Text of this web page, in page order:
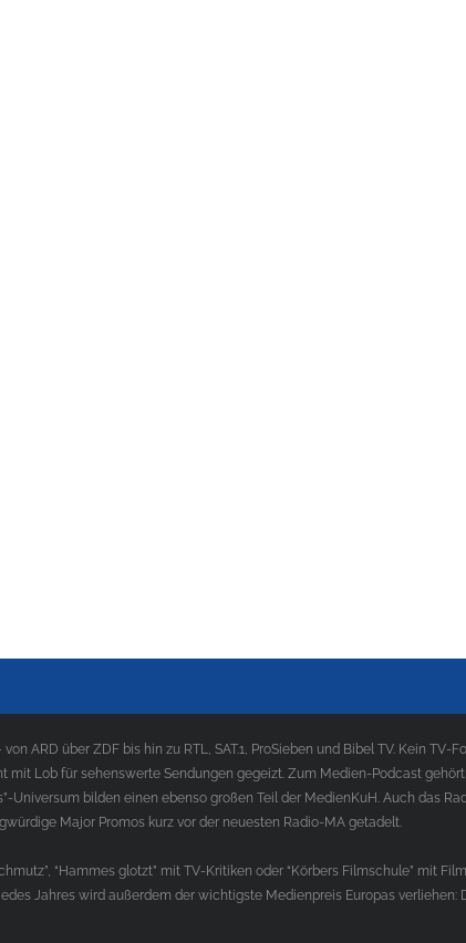
ARD über ZDF bis hin zu RTL, SAT.1, ProSieben und Bibel TV. Kein TV-
Lob für sehenswerte Sendungen gegeizt. Zum Medien-Podcast
bilden einen ebenso großen Teil der MedienKuH. Auch das
Major Promos kurz vor der neuesten Radio-MA getadelt.
“Hammes glotzt” mit TV-Kritiken oder “Körbers Filmschule” mit
Jahres wird außerdem der wichtigste Medienpreis Europas verliehen: